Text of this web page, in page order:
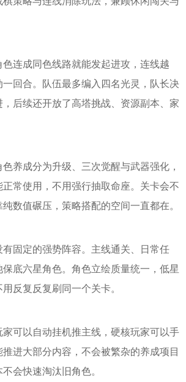
连成同色线路就能发起进攻，连线越
回合。队伍最多编入四名光灵，队长决
后续还开放了高塔挑战、资源副本、家
养成分为升级、三次觉醒与武器强化，
常使用，不用强行抽取命座。关卡会不
数值碾压，策略搭配的空间一直都在。
固定的强势阵容。主线通关、日常任
底六星角色。角色立绘质量统一，低星
反复反复刷同一个关卡。
可以自动挂机推主线，硬核玩家可以手
进大部分内容，不会被繁杂的养成项目
会快速淘汰旧角色。